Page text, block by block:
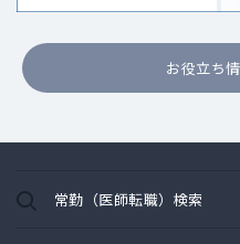
お役立ち
常勤（医師転職）検索